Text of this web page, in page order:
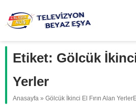
Etiket: Gölcük
Yerler
Anasayfa » Gölcük İkinci El Fırın Alan